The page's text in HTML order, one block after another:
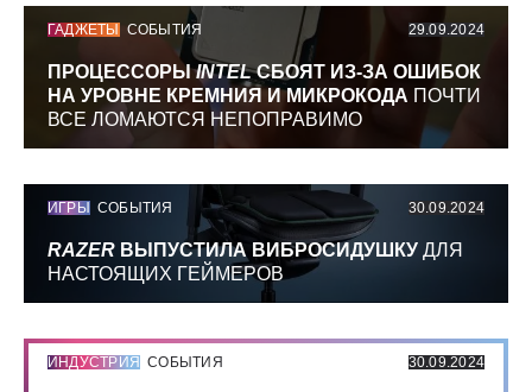
ГАДЖЕТЫ СОБЫТИЯ 29.09.2024
ПРОЦЕССОРЫINTELСБОЯТ ИЗ-ЗА ОШИБОК
НА УРОВНЕ КРЕМНИЯ И МИКРОКОДА ПОЧТИ
ВСЕ ЛОМАЮТСЯ НЕПОПРАВИМО
ИГРЫ СОБЫТИЯ 30.09.2024
RAZER ВЫПУСТИЛА ВИБРОСИДУШКУ ДЛЯ
НАСТОЯЩИХ ГЕЙМЕРОВ
ИНДУСТРИЯ СОБЫТИЯ 30.09.2024